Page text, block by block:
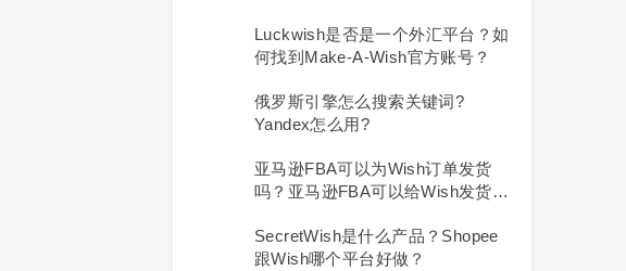
Luckwish是否是一个外汇平台？如
何找到Make-A-Wish官方账号？
俄罗斯引擎怎么搜索关键词?
Yandex怎么用?
亚马逊FBA可以为Wish订单发货
吗？亚马逊FBA可以给Wish发货
SecretWish是什么产品？Shopee
跟Wish哪个平台好做？